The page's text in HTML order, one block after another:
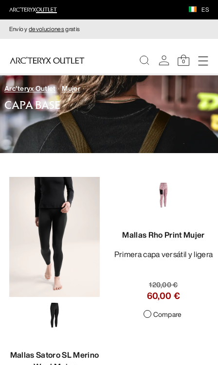
ES
Envío ydevolucionesgratis
0
MUJERE
HOMBRE
Arc'teryx Outlet Mujer
CAPA BASE
Mallas Satoro SL Merino
Mallas Rho Print Mujer
Primera capa versátil y ligera
120,00 €
60,00 €
Compare